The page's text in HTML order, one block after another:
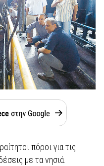
πόροι για τις
με τα νησιά.